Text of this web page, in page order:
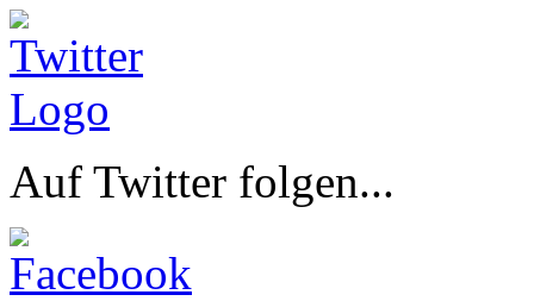
Auf Twitter folgen...